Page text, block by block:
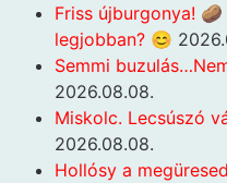
Friss újburgonya!
legjobban? 😊
Semmi
2026.08.08.
Miskolc. Lecsúszó
2026.08.08.
Hollósy a